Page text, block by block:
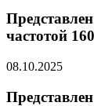
частотой
08.10.2025